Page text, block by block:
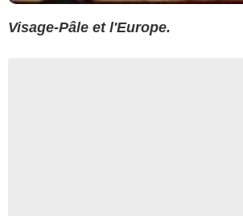
Visage-Pâle et l'Europe.